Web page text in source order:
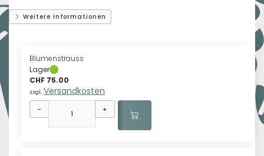
Weitere Informationen
Blumenstrauss
Lager
CHF 75.00
zzgl. Versandkosten
- +